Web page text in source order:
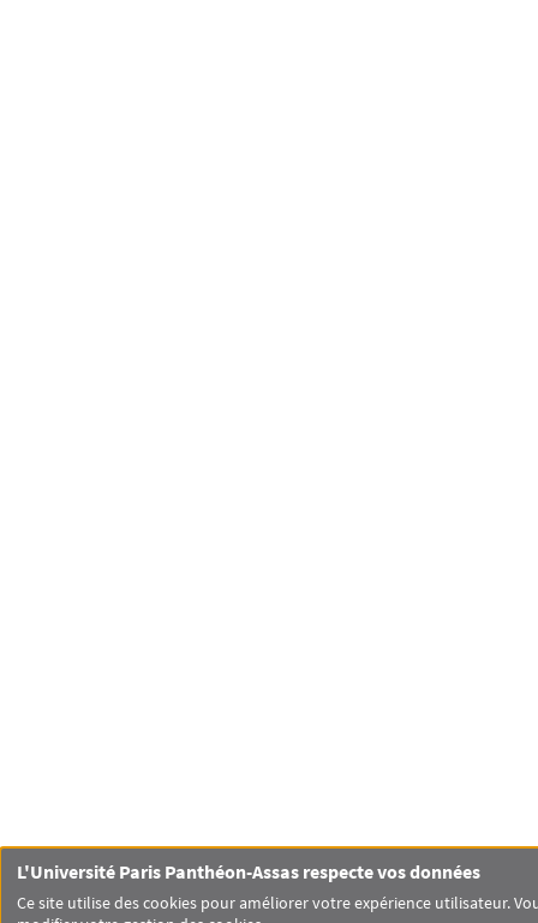
L'Université Paris Panthéon-Assas respecte vos données
Ce site utilise des cookies pour améliorer votre expérience utilisateur.